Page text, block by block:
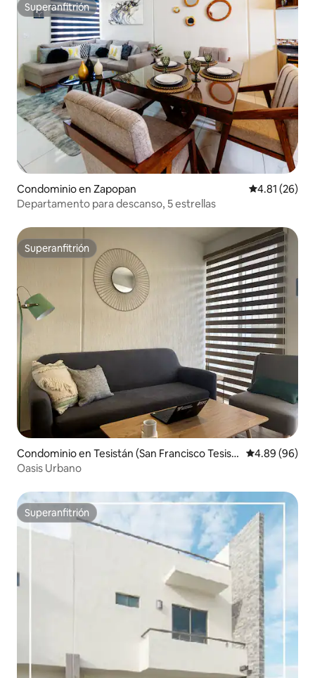
Superanfitrión
Superanfitrión
Condominio en Zapopan Calificación
4.81 (26)
Departamento para descanso, 5 estrellas
Superanfitrión
Superanfitrión
Condominio en Tesistán (San Francisco Tesist
án)
Calificación
4.89 (96)
Oasis Urbano
Superanfitrión
Superanfitrión